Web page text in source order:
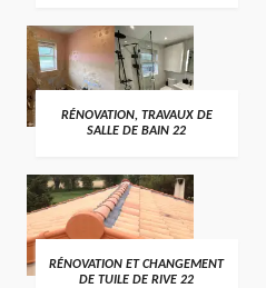
RÉNOVATION, TRAVAUX DE
SALLE DE BAIN 22
RÉNOVATION ET CHANGEMENT
DE TUILE DE RIVE 22